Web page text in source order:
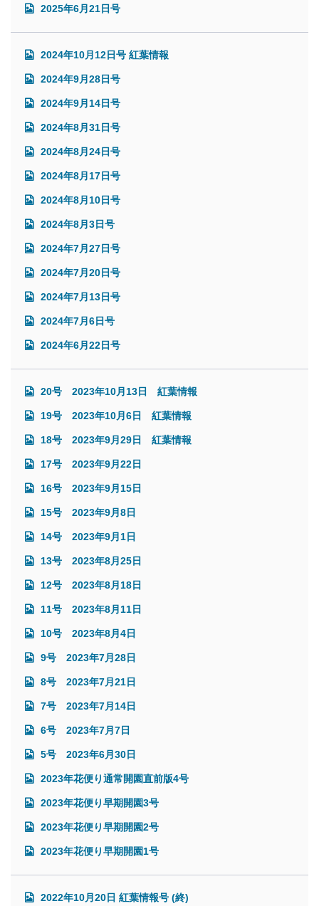
2025年6月21日号
2024年10月12日号 紅葉情報
2024年9月28日号
2024年9月14日号
2024年8月31日号
2024年8月24日号
2024年8月17日号
2024年8月10日号
2024年8月3日号
2024年7月27日号
2024年7月20日号
2024年7月13日号
2024年7月6日号
2024年6月22日号
20号 2023年10月13日 紅葉情報
19号 2023年10月6日 紅葉情報
18号 2023年9月29日 紅葉情報
17号 2023年9月22日
16号 2023年9月15日
15号 2023年9月8日
14号 2023年9月1日
13号 2023年8月25日
12号 2023年8月18日
11号 2023年8月11日
10号 2023年8月4日
9号 2023年7月28日
8号 2023年7月21日
7号 2023年7月14日
6号 2023年7月7日
5号 2023年6月30日
2023年花便り通常開園直前版4号
2023年花便り早期開園3号
2023年花便り早期開園2号
2023年花便り早期開園1号
2022年10月20日 紅葉情報号 (終)